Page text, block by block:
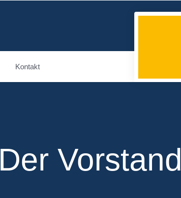
Kontakt
Der Vorstand